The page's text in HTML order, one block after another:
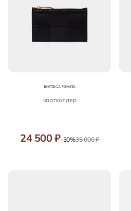
картхолдер
24 500 ₽-30%35 000 ₽